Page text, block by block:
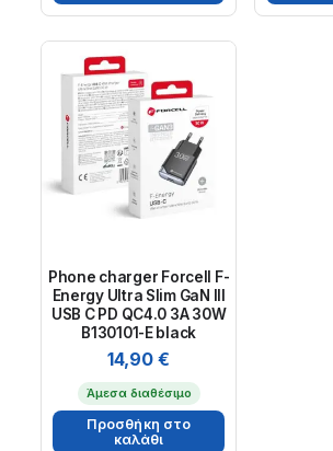
Phone charger Forcell F-
Energy Ultra Slim GaN III
USB C PD QC4.0 3A 30W
B130101-E black
14,90€
Άμεσα διαθέσιμο
Προσθήκη στο
καλάθι